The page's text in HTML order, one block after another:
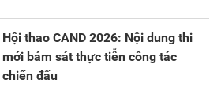
Hội thao CAND 2026: Nội dung thi
mới bám sát thực tiễn công tác
chiến đấu